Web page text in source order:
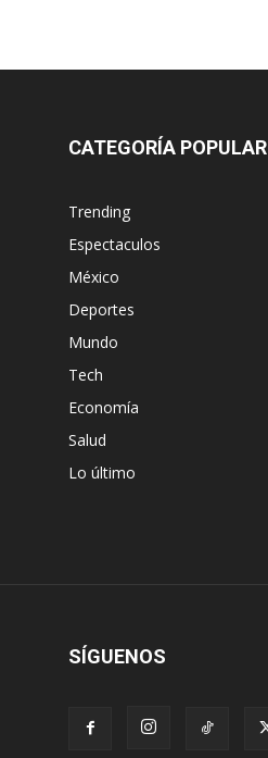
CATEGORÍA POPULAR
Trending
Espectaculos
México
Deportes
Mundo
Tech
Economía
Salud
Lo último
SÍGUENOS